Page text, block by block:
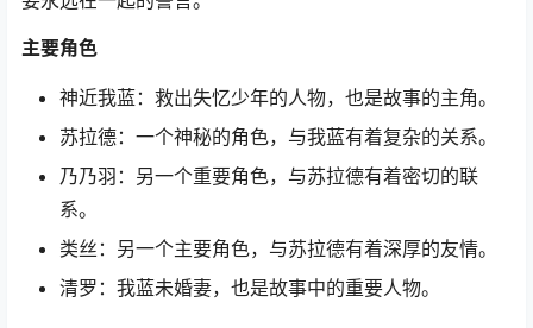
主要角色
神近我蓝：救出失忆少年的人物，也是故事的主角。
苏拉德：一个神秘的角色，与我蓝有着复杂的关系。
乃乃羽：另一个重要角色，与苏拉德有着密切的联
系。
类丝：另一个主要角色，与苏拉德有着深厚的友情。
清罗：我蓝未婚妻，也是故事中的重要人物。